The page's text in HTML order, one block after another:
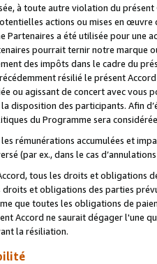
à toute autre violation du
actions ou mises en
Partenaires a été utilisée pour une
pourrait ternir notre marque
des impôts dans le cadre du
résilié le présent
ou agissant de concert avec vous
disposition des participants. Afin
du Programme sera
rémunérations accumulées et
(par ex., dans le cas
tous les droits et obligations
droits et obligations des parties
que toutes les obligations de
Accord ne saurait dégager l'une
la résiliation.